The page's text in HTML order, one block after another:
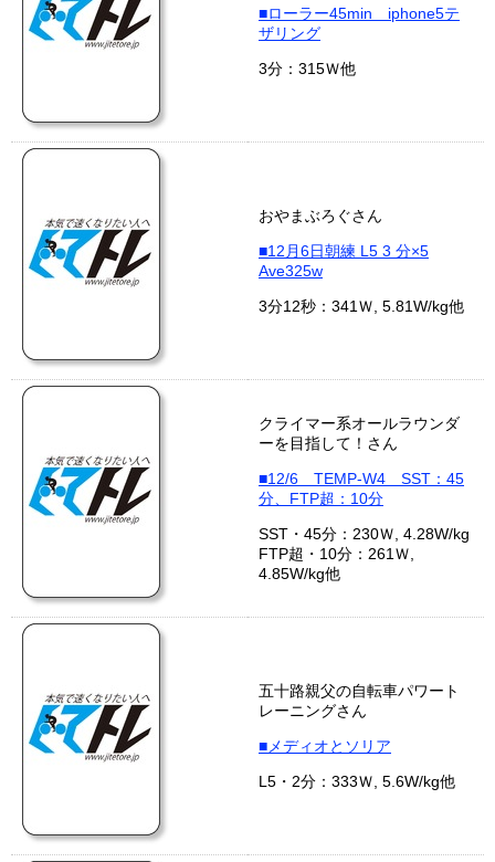
■ローラー45min iphone5テ
ザリング
3分：315Ｗ他
おやまぶろぐさん
■12月6日朝練 L5 3 分×5
Ave325w
3分12秒：341Ｗ, 5.81W/kg他
クライマー系オールラウンダ
ーを目指して！さん
■12/6 TEMP-W4 SST：45
分、FTP超：10分
SST・45分：230Ｗ, 4.28W/kg
FTP超・10分：261Ｗ,
4.85W/kg他
五十路親父の自転車パワート
レーニングさん
■メディオとソリア
L5・2分：333Ｗ, 5.6W/kg他